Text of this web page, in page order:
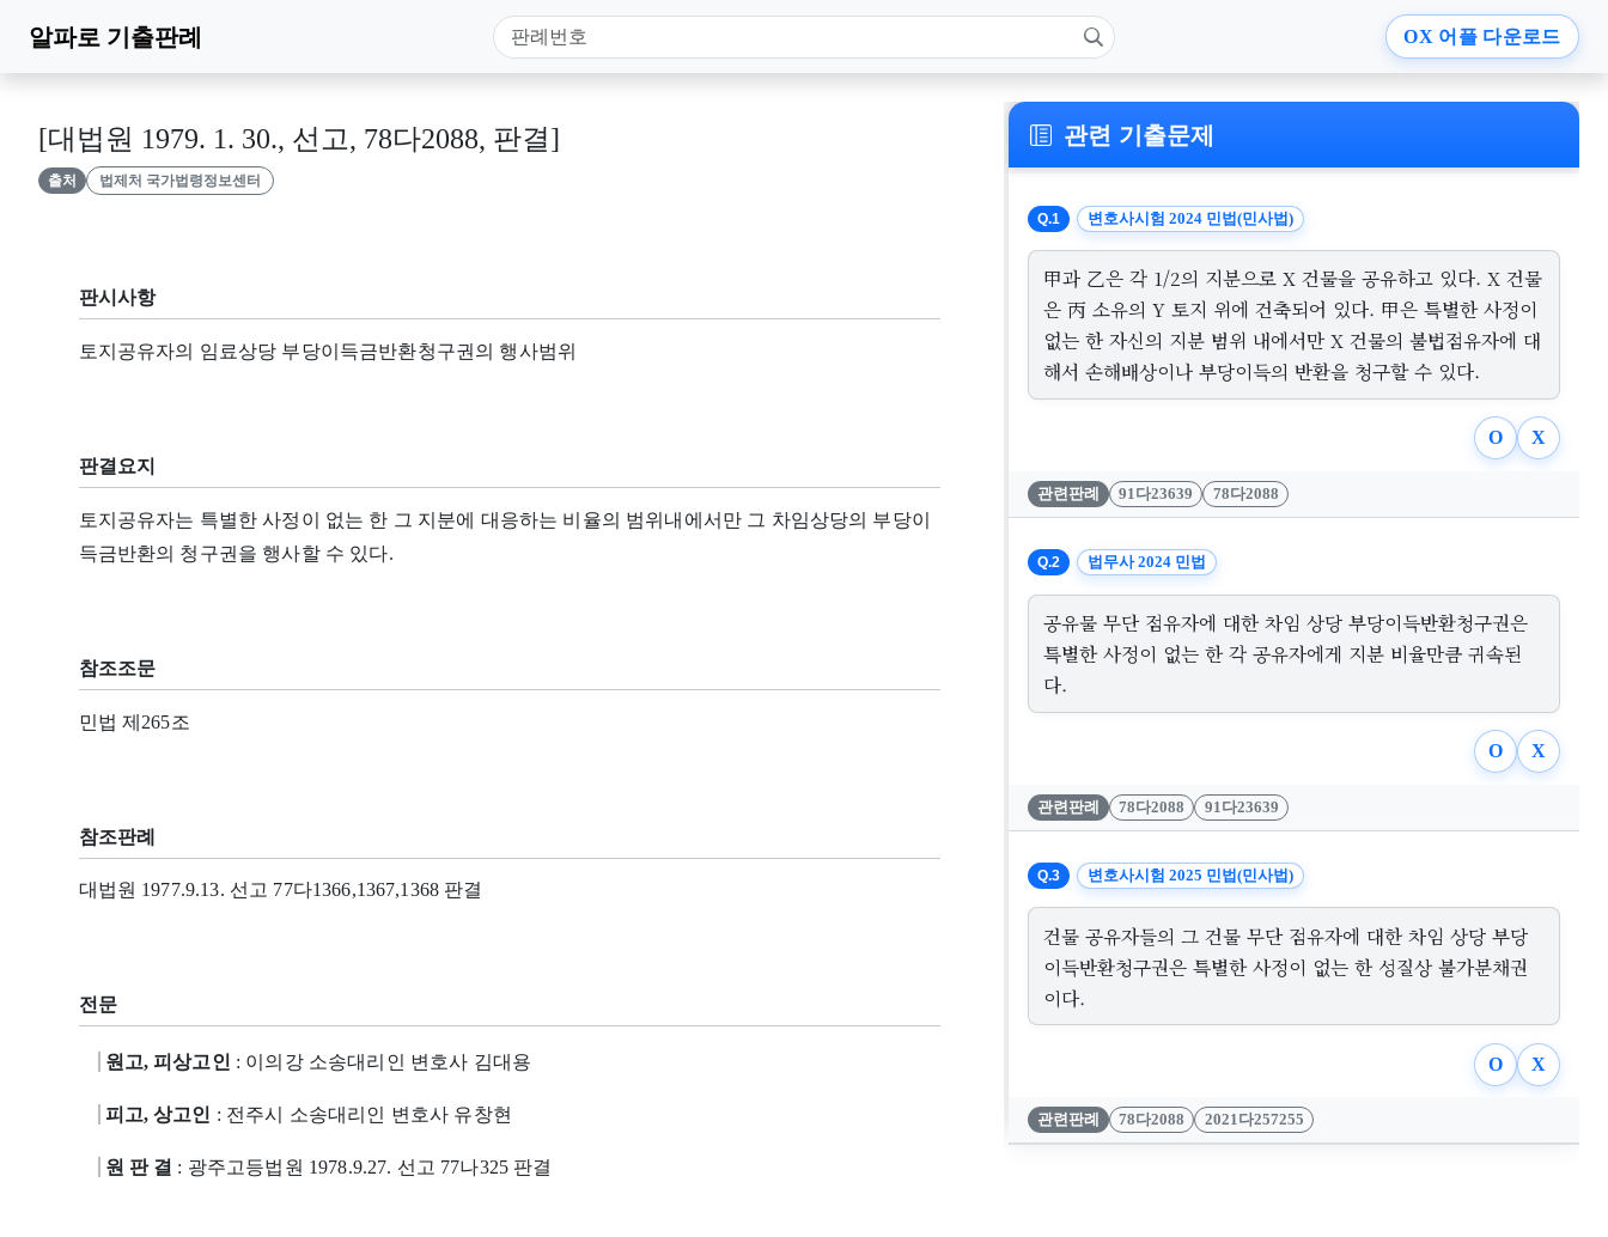
알파로 기출판례 OX 어플 다운로드
[대법원 1979. 1. 30., 선고, 78다2088, 판결]
출처 법제처 국가법령정보센터
판시사항
토지공유자의 임료상당 부당이득금반환청구권의 행사범위
판결요지
토지공유자는 특별한 사정이 없는 한 그 지분에 대응하는 비율의 범위내에서만 그 차임상당의 부당이
득금반환의 청구권을 행사할 수 있다.
참조조문
민법 제265조
참조판례
대법원 1977.9.13. 선고 77다1366,1367,1368 판결
전문
원고, 피상고인 : 이의강 소송대리인 변호사 김대용
피고, 상고인 : 전주시 소송대리인 변호사 유창현
원 판 결 : 광주고등법원 1978.9.27. 선고 77나325 판결
관련 기출문제
Q.1 변호사시험 2024 민법(민사법)
甲과 乙은 각 1/2의 지분으로 X 건물을 공유하고 있다. X 건물
은 丙 소유의 Y 토지 위에 건축되어 있다. 甲은 특별한 사정이
없는 한 자신의 지분 범위 내에서만 X 건물의 불법점유자에 대
해서 손해배상이나 부당이득의 반환을 청구할 수 있다.
O X
관련판례 91다23639 78다2088
Q.2 법무사 2024 민법
공유물 무단 점유자에 대한 차임 상당 부당이득반환청구권은
특별한 사정이 없는 한 각 공유자에게 지분 비율만큼 귀속된
다.
O X
관련판례 78다2088 91다23639
Q.3 변호사시험 2025 민법(민사법)
건물 공유자들의 그 건물 무단 점유자에 대한 차임 상당 부당
이득반환청구권은 특별한 사정이 없는 한 성질상 불가분채권
이다.
O X
관련판례 78다2088 2021다257255